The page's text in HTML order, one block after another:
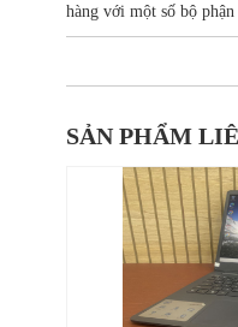
hàng với một số bộ phận
SẢN PHẨM